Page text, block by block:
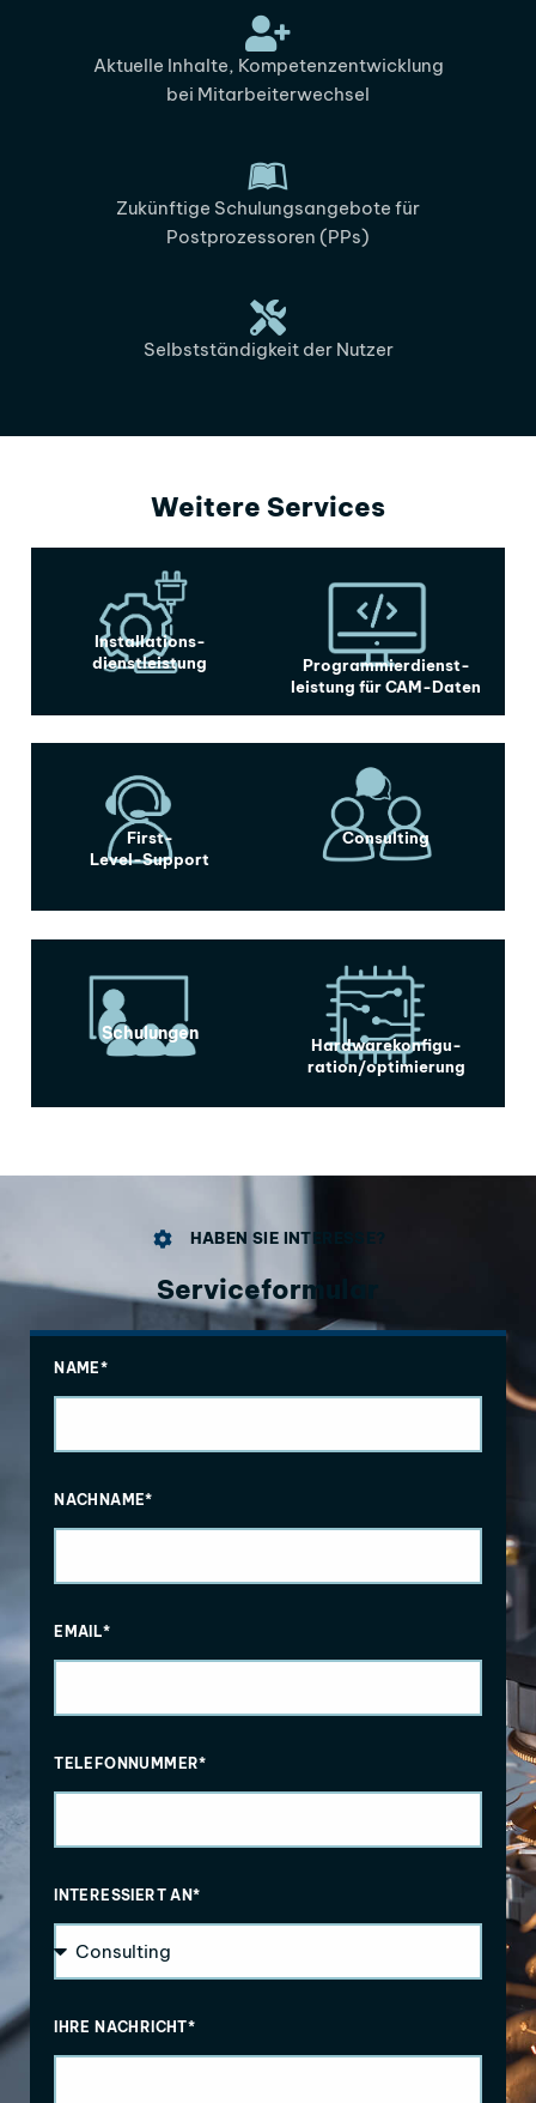
Aktuelle Inhalte, Kompetenzentwicklung
bei Mitarbeiterwechsel
Zukünftige Schulungsangebote für
Postprozessoren (PPs)
Selbstständigkeit der Nutzer
Weitere Services
Installations-
dienstleistung
Programmierdienst-
leistung für CAM-Daten
First-
Level-Support
Consulting
Schulungen
Hardwarekonfigu-
ration/optimierung
HABEN SIE INTERESSE?
Serviceformular
NAME*
NACHNAME*
EMAIL*
TELEFONNUMMER*
INTERESSIERT AN*
IHRE NACHRICHT*